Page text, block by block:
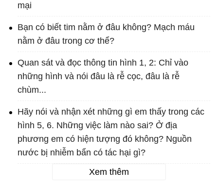
mại
Bạn có biết tim nằm ở đâu không? Mạch máu
nằm ở đâu trong cơ thể?
Quan sát và đọc thông tin hình 1, 2: Chỉ vào
những hình và nói đâu là rễ cọc, đâu là rễ
chùm...
Hãy nói và nhận xét những gì em thấy trong các
hình 5, 6. Những việc làm nào sai? Ở địa
phương em có hiện tượng đó không? Nguồn
nước bị nhiễm bẩn có tác hại gì?
Xem thêm